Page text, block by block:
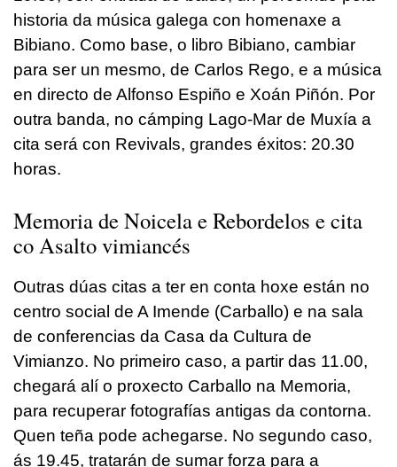
historia da música galega con homenaxe a
Bibiano. Como base, o libro Bibiano, cambiar
para ser un mesmo, de Carlos Rego, e a música
en directo de Alfonso Espiño e Xoán Piñón. Por
outra banda, no cámping Lago-Mar de Muxía a
cita será con Revivals, grandes éxitos: 20.30
horas.
Memoria de Noicela e Rebordelos e cita
co Asalto vimiancés
Outras dúas citas a ter en conta hoxe están no
centro social de A Imende (Carballo) e na sala
de conferencias da Casa da Cultura de
Vimianzo. No primeiro caso, a partir das 11.00,
chegará alí o proxecto Carballo na Memoria,
para recuperar fotografías antigas da contorna.
Quen teña pode achegarse. No segundo caso,
ás 19.45, tratarán de sumar forza para a